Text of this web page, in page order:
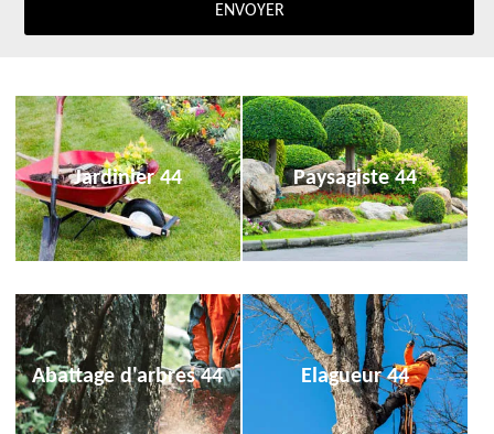
Jardinier 44 Paysagiste 44
Abattage d'arbres 44 Elagueur 44